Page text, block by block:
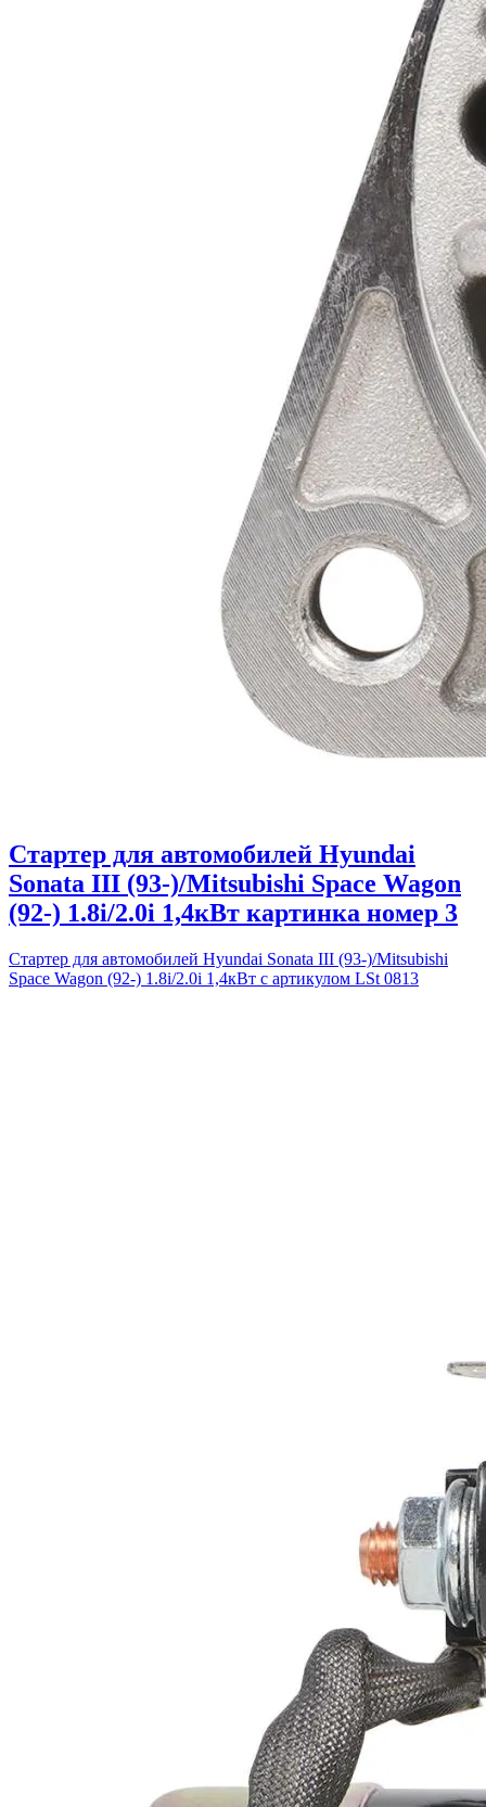
Стартер для автомобилей Hyundai
Sonata III (93-)/Mitsubishi Space Wagon
(92-) 1.8i/2.0i 1,4кВт картинка номер 3
Стартер для автомобилей Hyundai Sonata III (93-)/Mitsubishi
Space Wagon (92-) 1.8i/2.0i 1,4кВт с артикулом LSt 0813